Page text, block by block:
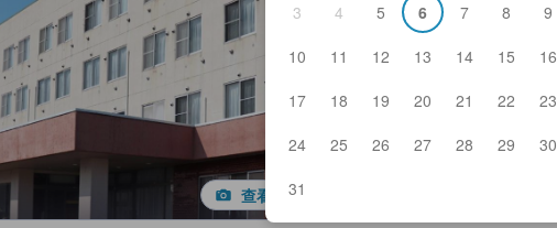
3
4 5 6 7 8
9
10
11 12 13 14 15
16
17
18 19 20 21 22
23
24
25 26 27 28 29
30
31
查看全部图片